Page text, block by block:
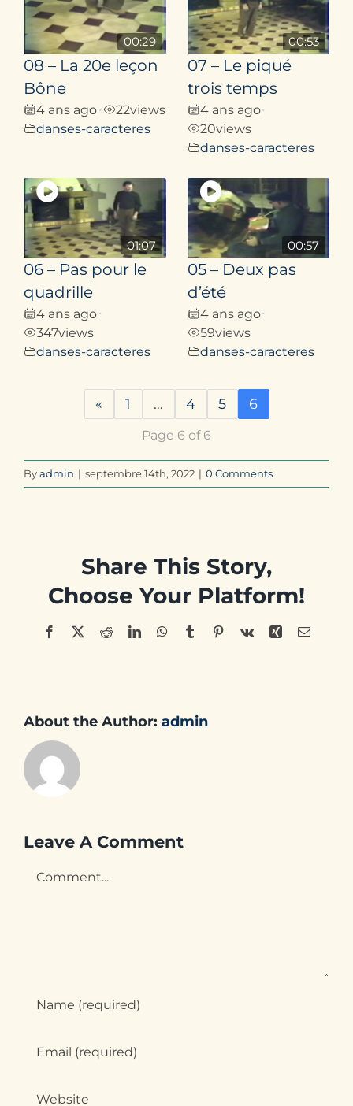
00:29
08 – La 20e leçon
Bône
4 ans ago• 22views
danses-caracteres
00:53
07 – Le piqué
trois temps
4 ans ago•
20views
danses-caracteres
01:07
06 – Pas pour le
quadrille
4 ans ago•
347views
danses-caracteres
00:57
05 – Deux pas
d’été
4 ans ago•
59views
danses-caracteres
« 1 … 4 5 6
Page 6 of 6
Byadmin | septembre 14th, 2022 | 0 Comments
Share This Story,
Choose Your Platform!
Facebook
X RedditLinkedInWhatsApp
TumblrPinterest
Vk Xing Email
About the Author: admin
Leave A Comment
Comment